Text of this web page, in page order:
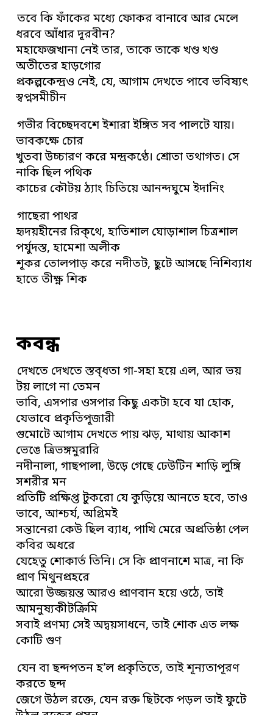
তবে কি ফাঁকের মধ্যে ফোকর বানাবে আর মেলে
ধরবে আঁধার দূরবীন?
মহাফেজখানা নেই তার, তাকে তাকে খণ্ড খণ্ড
অতীতের হাড়গোর
প্রকল্পকেন্দ্রও নেই, যে, আগাম দেখতে পাবে ভবিষ্যৎ
স্বপ্নসমীচীন
গভীর বিচ্ছেদবশে ইশারা ইঙ্গিত সব পালটে যায়।
ভাবকক্ষে চোর
খুতবা উচ্চারণ করে মন্দ্রকণ্ঠে। শ্রোতা তথাগত। সে
নাকি ছিল পথিক
কাচের কৌটয় ঠ্যাং চিতিয়ে আনন্দঘুমে ইদানিং
গাছেরা পাথর
হৃদয়হীনের রিক্থে, হাতিশাল ঘোড়াশাল চিত্রশাল
পর্যুদস্ত, হামেশা অলীক
শূকর তোলপাড় করে নদীতট, ছুটে আসছে নিশিব্যাধ
হাতে তীক্ষ্ণ শিক
কবন্ধ
দেখতে দেখতে স্তব্ধতা গা-সহা হয়ে এল, আর ভয়
টয় লাগে না তেমন
ভাবি, এসপার ওসপার কিছু একটা হবে যা হোক,
যেভাবে প্রকৃতিপূজারী
গুমোটে আগাম দেখতে পায় ঝড়, মাথায় আকাশ
ভেঙে ত্রিভঙ্গমুরারি
নদীনালা, গাছপালা, উড়ে গেছে ঢেউটিন শাড়ি লুঙ্গি
সশরীর মন
প্রতিটি প্রক্ষিপ্ত টুকরো যে কুড়িয়ে আনতে হবে, তাও
ভাবে, আশ্চর্য, অগ্রিমই
সন্তানেরা কেউ ছিল ব্যাধ, পাখি মেরে অপ্রতিষ্ঠা পেল
কবির অধরে
যেহেতু শোকার্ত তিনি। সে কি প্রাণনাশে মাত্র, না কি
প্রাণ মিথুনপ্রহরে
আরো উজ্জয়ন্ত আরও প্রাণবান হয়ে ওঠে, তাই
আমনুষ্যকীটক্রিমি
সবাই প্রণম্য সেই অদ্বয়সাধনে, তাই শোক এত লক্ষ
কোটি গুণ
যেন বা ছন্দপতন হ’ল প্রকৃতিতে, তাই শূন্যতাপূরণ
করতে ছন্দ
জেগে উঠল রক্তে, যেন রক্ত ছিটকে পড়ল তাই ফুটে